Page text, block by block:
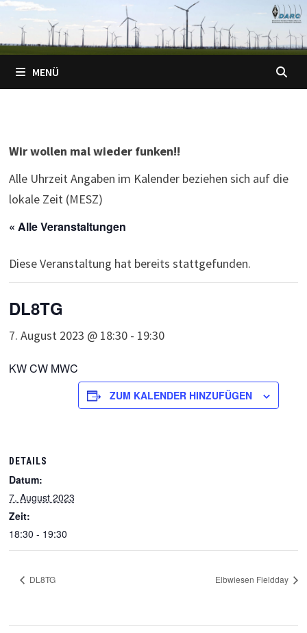
Zum
Inhalt
springen
MENÜ
Wir wollen mal wieder funken!!
Alle Uhrzeit Angaben im Kalender beziehen sich auf die
lokale Zeit (MESZ)
« Alle Veranstaltungen
Diese Veranstaltung hat bereits stattgefunden.
DL8TG
7. August 2023 @ 18:30- 19:30
KW CW MWC
ZUM KALENDER HINZUFÜGEN
DETAILS
Datum:
7. August 2023
Zeit:
18:30 - 19:30
DL8TG Elbwiesen Fieldday